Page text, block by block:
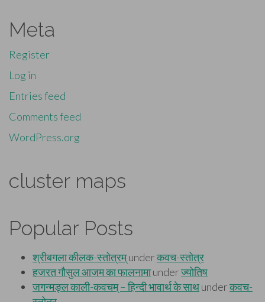
Meta
Register
Log in
Entries feed
Comments feed
WordPress.org
cluster maps
Popular Posts